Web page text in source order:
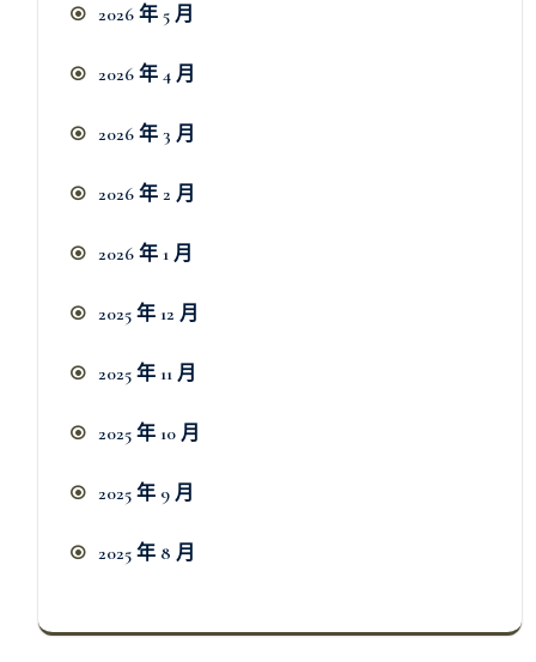
2026 年 5 月
2026 年 4 月
2026 年 3 月
2026 年 2 月
2026 年 1 月
2025 年 12 月
2025 年 11 月
2025 年 10 月
2025 年 9 月
2025 年 8 月